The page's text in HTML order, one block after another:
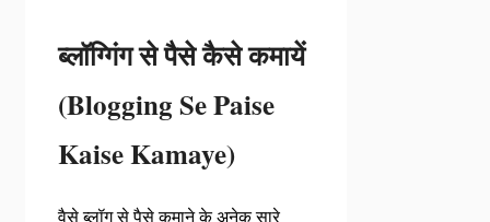
ब्लॉग्गिंग से पैसे कैसे कमायें
(Blogging Se Paise
Kaise Kamaye)
वैसे ब्लॉग से पैसे कमाने के अनेक सारे